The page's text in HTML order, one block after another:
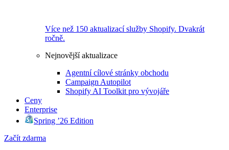
Více než 150 aktualizací služby Shopify. Dvakrát
ročně.
Nejnovější aktualizace
Agentní cílové stránky obchodu
Campaign Autopilot
Shopify AI Toolkit pro vývojáře
Ceny
Enterprise
Spring ’26 Edition
Začít zdarma